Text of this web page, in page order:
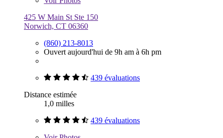
425 W Main St Ste 150
Norwich, CT 06360
(860) 213-8013
Ouvert aujourd'hui de 9h am à 6h pm
439 évaluations
Distance estimée
1,0 milles
439 évaluations